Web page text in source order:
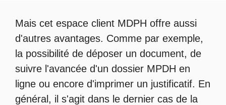
Mais cet espace client MDPH offre aussi
d'autres avantages. Comme par exemple,
la possibilité de déposer un document, de
suivre l'avancée d'un dossier MPDH en
ligne ou encore d'imprimer un justificatif. En
général, il s'agit dans le dernier cas de la